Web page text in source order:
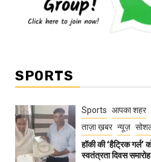
SPORTS
Sports आपका शहर
ताज़ा ख़बर न्यूज़
हॉकी की ‘हैट्रिक
स्वतंत्रता दिवस समारोह